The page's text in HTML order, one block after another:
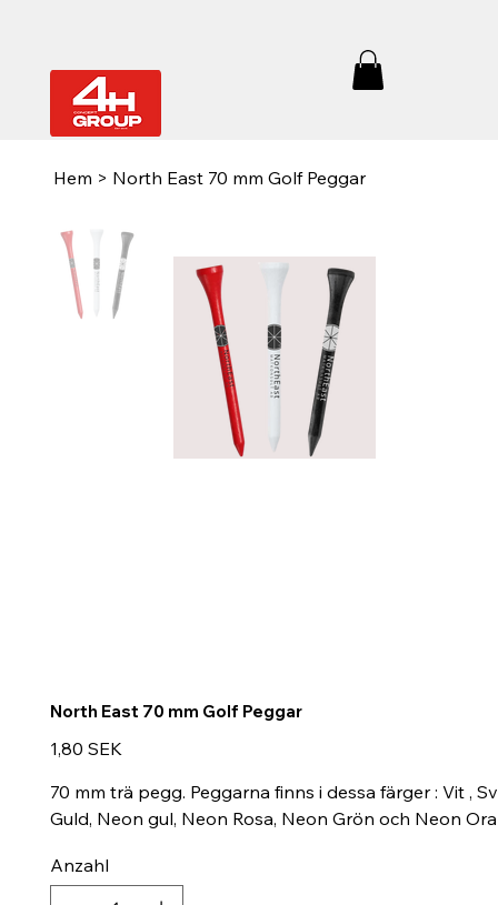
Hem > North East 70 mm Golf Peggar
North East 70 mm Golf Peggar
Preis
1,80 SEK
70 mm trä pegg. Peggarna finns i dessa färger : Vit ,
Guld, Neon gul, Neon Rosa, Neon Grön och Neon
Anzahl